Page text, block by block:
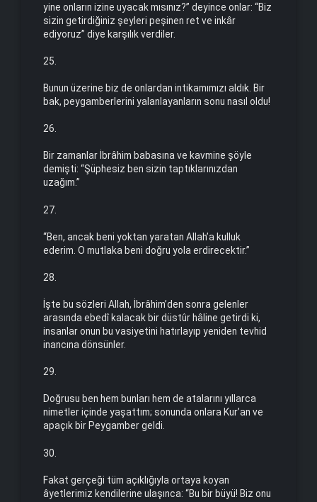
yine onların izine uyacak mısınız?” deyince onlar: “Biz
sizin getirdiğiniz şeyleri peşinen ret ve inkâr
ediyoruz” diye karşılık verdiler.
25.
Bunun üzerine biz de onlardan intikamımızı aldık. Bir
bak, peygamberlerini yalanlayanların sonu nasıl oldu!
26.
Bir zamanlar İbrâhim babasına ve kavmine şöyle
demişti: “Şüphesiz ben sizin taptıklarınızdan
uzağım.”
27.
“Ben, ancak beni yoktan yaratan Allah’a kulluk
ederim. O mutlaka beni doğru yola erdirecektir.”
28.
İşte bu sözleri Allah, İbrâhim’den sonra gelenler
arasında ebedî kalacak bir düstûr hâline getirdi ki,
insanlar onun bu vasiyetini hatırlayıp yeniden tevhid
inancına dönsünler.
29.
Doğrusu ben hem bunları hem de atalarını yıllarca
nimetler içinde yaşattım; sonunda onlara Kur’an ve
apaçık bir Peygamber geldi.
30.
Fakat gerçeği tüm açıklığıyla ortaya koyan
âyetlerimiz kendilerine ulaşınca: “Bu bir büyü! Biz onu